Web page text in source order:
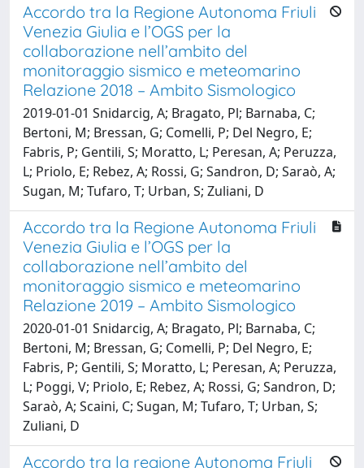
Accordo tra la Regione Autonoma Friuli
Venezia Giulia e l’OGS per la
collaborazione nell’ambito del
monitoraggio sismico e meteomarino
Relazione 2018 – Ambito Sismologico
2019-01-01 Snidarcig, A; Bragato, Pl; Barnaba, C;
Bertoni, M; Bressan, G; Comelli, P; Del Negro, E;
Fabris, P; Gentili, S; Moratto, L; Peresan, A; Peruzza,
L; Priolo, E; Rebez, A; Rossi, G; Sandron, D; Saraò, A;
Sugan, M; Tufaro, T; Urban, S; Zuliani, D
Accordo tra la Regione Autonoma Friuli
Venezia Giulia e l’OGS per la
collaborazione nell’ambito del
monitoraggio sismico e meteomarino
Relazione 2019 – Ambito Sismologico
2020-01-01 Snidarcig, A; Bragato, Pl; Barnaba, C;
Bertoni, M; Bressan, G; Comelli, P; Del Negro, E;
Fabris, P; Gentili, S; Moratto, L; Peresan, A; Peruzza,
L; Poggi, V; Priolo, E; Rebez, A; Rossi, G; Sandron, D;
Saraò, A; Scaini, C; Sugan, M; Tufaro, T; Urban, S;
Zuliani, D
Accordo tra la regione Autonoma Friuli